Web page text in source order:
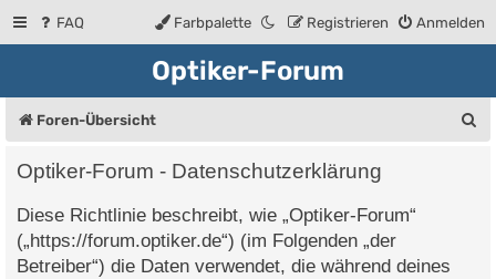
FAQ Anmelden
Registrieren
Farbpalette
Optiker-Forum
Foren-Übersicht
Optiker-Forum - Datenschutzerklärung
Diese Richtlinie beschreibt, wie „Optiker-Forum“
(„https://forum.optiker.de“) (im Folgenden „der
Betreiber“) die Daten verwendet, die während deines